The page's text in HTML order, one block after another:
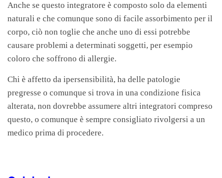
Anche se questo integratore è composto solo da elementi
naturali e che comunque sono di facile assorbimento per il
corpo, ciò non toglie che anche uno di essi potrebbe
causare problemi a determinati soggetti, per esempio
coloro che soffrono di allergie.
Chi è affetto da ipersensibilità, ha delle patologie
pregresse o comunque si trova in una condizione fisica
alterata, non dovrebbe assumere altri integratori compreso
questo, o comunque è sempre consigliato rivolgersi a un
medico prima di procedere.